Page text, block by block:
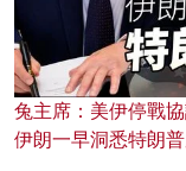
兔主席：美伊停戰
伊朗一早洞悉特朗